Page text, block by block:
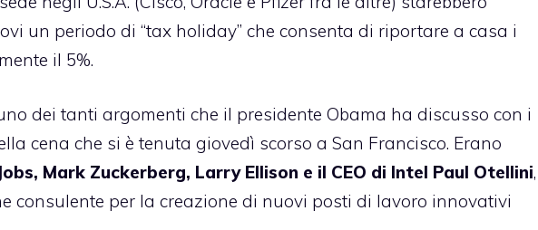
un periodo di “tax holiday” che consenta di riportare a casa i
il 5%.
dei tanti argomenti che il presidente Obama ha discusso con i
cena che si è tenuta giovedì scorso a San Francisco. Erano
Mark Zuckerberg, Larry Ellison e il CEO di Intel Paul Otellini,
consulente per la creazione di nuovi posti di lavoro innovativi